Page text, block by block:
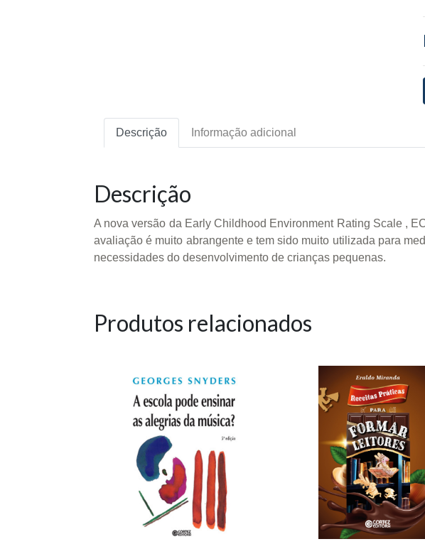
Descrição Informação adicional
Descrição
A nova versão da Early Childhood Environment Rating Scale ,
avaliação é muito abrangente e tem sido muito utilizada para
necessidades do desenvolvimento de crianças pequenas.
Produtos relacionados